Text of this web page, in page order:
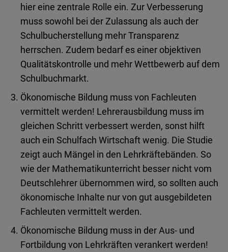
hier eine zentrale Rolle ein. Zur Verbesserung
muss sowohl bei der Zulassung als auch der
Schulbucherstellung mehr Transparenz
herrschen. Zudem bedarf es einer objektiven
Qualitätskontrolle und mehr Wettbewerb auf dem
Schulbuchmarkt.
Ökonomische Bildung muss von Fachleuten
vermittelt werden! Lehrerausbildung muss im
gleichen Schritt verbessert werden, sonst hilft
auch ein Schulfach Wirtschaft wenig. Die Studie
zeigt auch Mängel in den Lehrkräftebänden. So
wie der Mathematikunterricht besser nicht vom
Deutschlehrer übernommen wird, so sollten auch
ökonomische Inhalte nur von gut ausgebildeten
Fachleuten vermittelt werden.
Ökonomische Bildung muss in der Aus- und
Fortbildung von Lehrkräften verankert werden!